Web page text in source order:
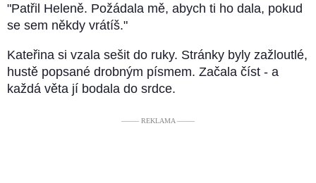
"Patřil Heleně. Požádala mě, abych ti ho dala, pokud
se sem někdy vrátíš."
Kateřina si vzala sešit do ruky. Stránky byly zažloutlé,
hustě popsané drobným písmem. Začala číst - a
každá věta jí bodala do srdce.
––––– REKLAMA –––––